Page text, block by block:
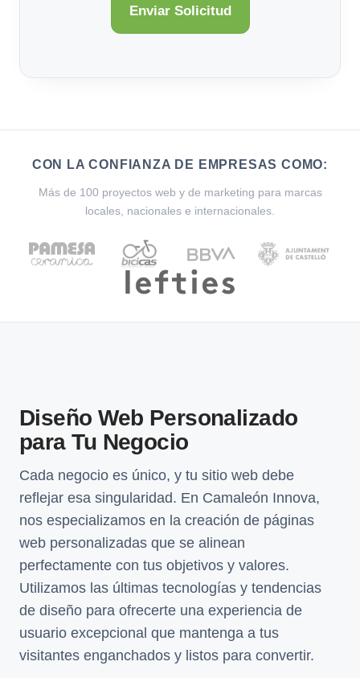
CON LA CONFIANZA DE EMPRESAS COMO:
Más de 100 proyectos web y de marketing para marcas
locales, nacionales e internacionales.
Diseño Web Personalizado
para Tu Negocio
Cada negocio es único, y tu sitio web debe
reflejar esa singularidad. En Camaleón Innova,
nos especializamos en la creación de páginas
web personalizadas que se alinean
perfectamente con tus objetivos y valores.
Utilizamos las últimas tecnologías y tendencias
de diseño para ofrecerte una experiencia de
usuario excepcional que mantenga a tus
visitantes enganchados y listos para convertir.